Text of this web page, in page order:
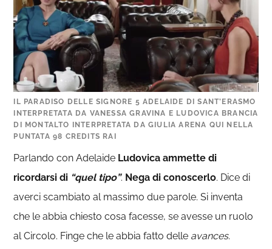
IL PARADISO DELLE SIGNORE 5 ADELAIDE DI SANT’ERASMO
INTERPRETATA DA VANESSA GRAVINA E LUDOVICA BRANCIA
DI MONTALTO INTERPRETATA DA GIULIA ARENA QUI NELLA
PUNTATA 98 CREDITS RAI
Parlando con Adelaide Ludovica ammette di
ricordarsi di “quel tipo”. Nega di conoscerlo. Dice di
averci scambiato al massimo due parole. Si inventa
che le abbia chiesto cosa facesse, se avesse un ruolo
al Circolo. Finge che le abbia fatto delle avances.